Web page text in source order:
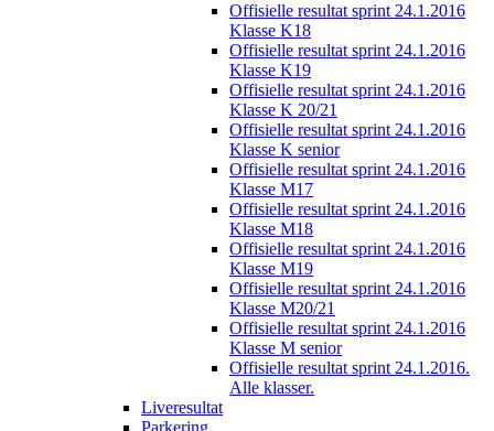
Offisielle resultat sprint 24.1.2016
Klasse K18
Offisielle resultat sprint 24.1.2016
Klasse K19
Offisielle resultat sprint 24.1.2016
Klasse K 20/21
Offisielle resultat sprint 24.1.2016
Klasse K senior
Offisielle resultat sprint 24.1.2016
Klasse M17
Offisielle resultat sprint 24.1.2016
Klasse M18
Offisielle resultat sprint 24.1.2016
Klasse M19
Offisielle resultat sprint 24.1.2016
Klasse M20/21
Offisielle resultat sprint 24.1.2016
Klasse M senior
Offisielle resultat sprint 24.1.2016.
Alle klasser.
Liveresultat
Parkering